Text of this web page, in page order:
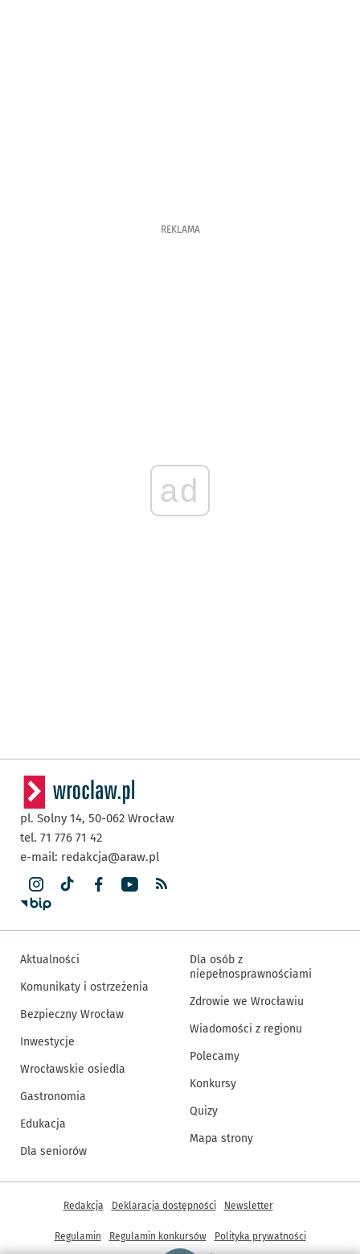
REKLAMA
ad
pl. Solny 14, 50-062 Wrocław
tel. 71 776 71 42
e-mail: redakcja@araw.pl
Aktualności
Komunikaty i ostrzeżenia
Bezpieczny Wrocław
Inwestycje
Wrocławskie osiedla
Gastronomia
Edukacja
Dla seniorów
Dla osób z
niepełnosprawnościami
Zdrowie we Wrocławiu
Wiadomości z regionu
Polecamy
Konkursy
Quizy
Mapa strony
Inne informacje
Redakcja Deklaracja dostępności Newsletter
Regulamin Regulamin konkursów
Polityka prywatności